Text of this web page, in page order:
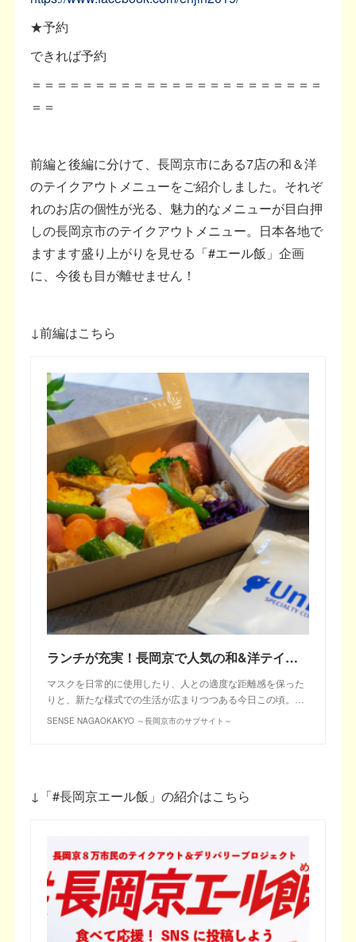
★予約
できれば予約
＝＝＝＝＝＝＝＝＝＝＝＝＝＝＝＝＝＝＝＝＝＝＝
＝＝
前編と後編に分けて、長岡京市にある7店の和＆洋
のテイクアウトメニューをご紹介しました。それぞ
れのお店の個性が光る、魅力的なメニューが目白押
しの長岡京市のテイクアウトメニュー。日本各地で
ますます盛り上がりを見せる「#エール飯」企画
に、今後も目が離せません！
↓前編はこちら
ランチが充実！長岡京で人気の和&洋テイクアウト7選－前編
マスクを日常的に使用したり、人との適度な距離感を保った
りと、新たな様式での生活が広まりつつある今日この頃。…
SENSE NAGAOKAKYO ～長岡京市のサブサイト～
↓「#長岡京エール飯」の紹介はこちら